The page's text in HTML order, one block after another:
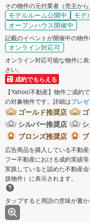
その物件の元付業者（売主か
モデルルーム公開中 モデ
オープンハウス開催中
記載のイベントが開催中の物件
オンライン対応可
オンライン対応可能な物件に
さい。
成約でもらえる
【Yahoo!不動産】物件ご成約
の対象物件です。詳細はプレ
ゴールド推奨店
シルバー推奨店
ブロンズ推奨店
広告商品を購入している不動
フー不動産における成約実績
実践していると認めた不動産
扱物件）に表示されます。
タップすると用語の意味が書